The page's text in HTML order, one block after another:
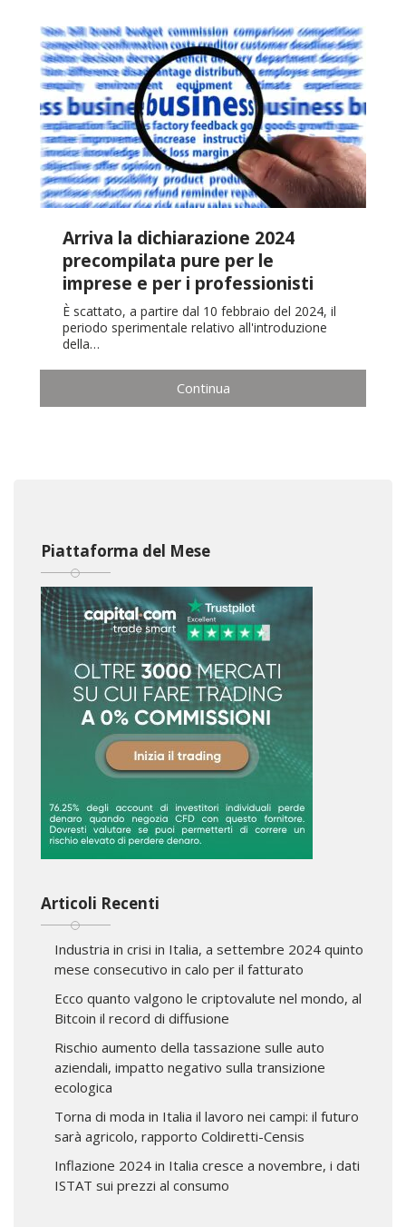
Arriva la dichiarazione 2024
precompilata pure per le
imprese e per i professionisti
È scattato, a partire dal 10 febbraio del 2024, il
periodo sperimentale relativo all'introduzione
della…
Continua
Piattaforma del Mese
Articoli Recenti
Industria in crisi in Italia, a settembre 2024 quinto
mese consecutivo in calo per il fatturato
Ecco quanto valgono le criptovalute nel mondo, al
Bitcoin il record di diffusione
Rischio aumento della tassazione sulle auto
aziendali, impatto negativo sulla transizione
ecologica
Torna di moda in Italia il lavoro nei campi: il futuro
sarà agricolo, rapporto Coldiretti-Censis
Inflazione 2024 in Italia cresce a novembre, i dati
ISTAT sui prezzi al consumo